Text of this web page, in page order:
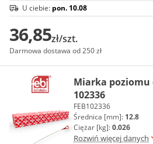
U ciebie: pon. 10.08
36,85zł/szt.
Darmowa dostawa od 250 zł
Miarka poziomu
102336
FEB102336
Średnica [mm]: 12.8
Ciężar [kg]:0.026
Rozwiń więcej danych